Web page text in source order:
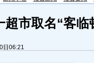
超市取名“客
日06:21